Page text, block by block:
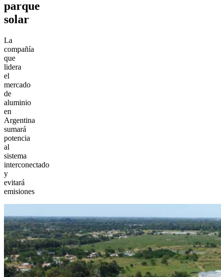
parque
solar
La
compañía
que
lidera
el
mercado
de
aluminio
en
Argentina
sumará
potencia
al
sistema
interconectado
y
evitará
emisiones